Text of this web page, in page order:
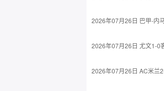
2026年07月26日 巴甲-内
2026年07月26日 尤文1-0
2026年07月26日 AC米兰